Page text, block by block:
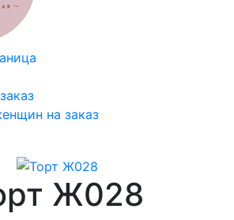
на заказ
Ж028